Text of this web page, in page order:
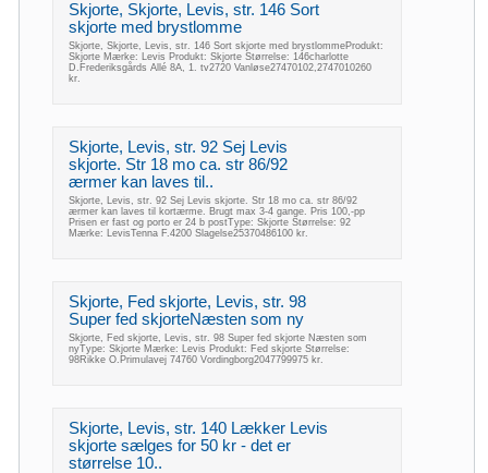
Skjorte, Skjorte, Levis, str. 146 Sort
skjorte med brystlomme
Skjorte, Skjorte, Levis, str. 146 Sort skjorte med brystlommeProdukt:
Skjorte Mærke: Levis Produkt: Skjorte Størrelse: 146charlotte
D.Frederiksgårds Allé 8A, 1. tv2720 Vanløse27470102,2747010260
kr.
Skjorte, Levis, str. 92 Sej Levis
skjorte. Str 18 mo ca. str 86/92
ærmer kan laves til..
Skjorte, Levis, str. 92 Sej Levis skjorte. Str 18 mo ca. str 86/92
ærmer kan laves til kortærme. Brugt max 3-4 gange. Pris 100,-pp
Prisen er fast og porto er 24 b postType: Skjorte Størrelse: 92
Mærke: LevisTenna F.4200 Slagelse25370486100 kr.
Skjorte, Fed skjorte, Levis, str. 98
Super fed skjorteNæsten som ny
Skjorte, Fed skjorte, Levis, str. 98 Super fed skjorte Næsten som
nyType: Skjorte Mærke: Levis Produkt: Fed skjorte Størrelse:
98Rikke O.Primulavej 74760 Vordingborg2047799975 kr.
Skjorte, Levis, str. 140 Lækker Levis
skjorte sælges for 50 kr - det er
størrelse 10..